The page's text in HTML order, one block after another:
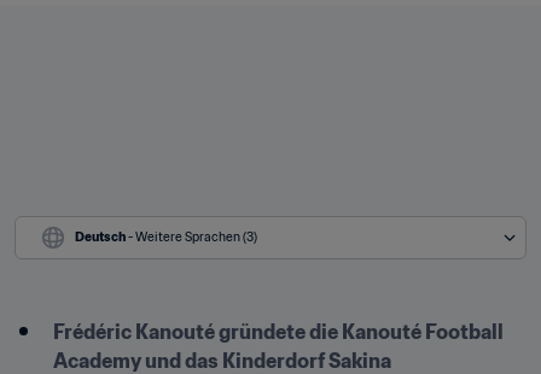
Deutsch - Weitere Sprachen (3)
Frédéric Kanouté gründete die Kanouté Football
Academy und das Kinderdorf Sakina